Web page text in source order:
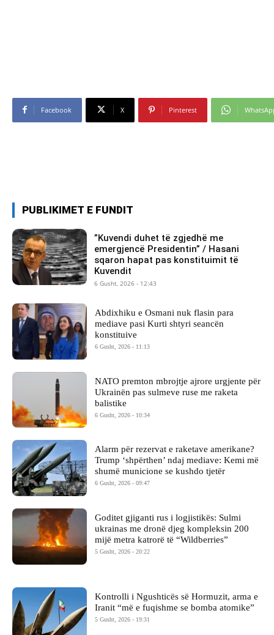
Facebook X Pinterest
PUBLIKIMET E FUNDIT
​”Kuvendi duhet të zgjedhë me
emergjencë Presidentin” / Hasani
sqaron hapat pas konstituimit të
Kuvendit
6 Gusht, 2026 - 12:43
Abdixhiku e Osmani nuk flasin para
mediave pasi Kurti shtyri seancën
konstituive
6 Gusht, 2026 - 11:13
NATO premton mbrojtje ajrore urgjente për
Ukrainën pas sulmeve ruse me raketa
balistike
6 Gusht, 2026 - 10:34
Alarm për rezervat e raketave amerikane?
Trump ‘shpërthen’ ndaj mediave: Kemi më
shumë municione se kushdo tjetër
6 Gusht, 2026 - 09:47
Goditet gjiganti rus i logjistikës: Sulmi
ukrainas me dronë djeg kompleksin 200
mijë metra katrorë të “Wildberries”
5 Gusht, 2026 - 20:22
Kontrolli i Ngushticës së Hormuzit, arma e
Iranit “më e fuqishme se bomba atomike”
5 Gusht, 2026 - 19:31